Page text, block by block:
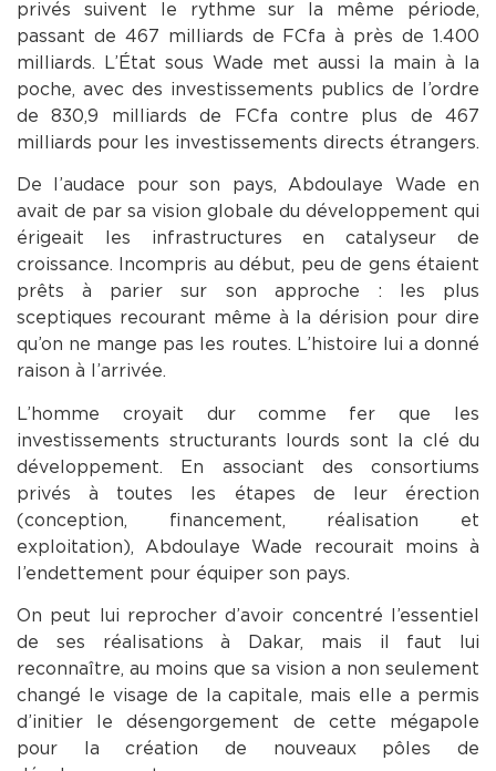
privés suivent le rythme sur la même période,
passant de 467 milliards de FCfa à près de 1.400
milliards. L’État sous Wade met aussi la main à la
poche, avec des investissements publics de l’ordre
de 830,9 milliards de FCfa contre plus de 467
milliards pour les investissements directs étrangers.
De l’audace pour son pays, Abdoulaye Wade en
avait de par sa vision globale du développement qui
érigeait les infrastructures en catalyseur de
croissance. Incompris au début, peu de gens étaient
prêts à parier sur son approche : les plus
sceptiques recourant même à la dérision pour dire
qu’on ne mange pas les routes. L’histoire lui a donné
raison à l’arrivée.
L’homme croyait dur comme fer que les
investissements structurants lourds sont la clé du
développement. En associant des consortiums
privés à toutes les étapes de leur érection
(conception, financement, réalisation et
exploitation), Abdoulaye Wade recourait moins à
l’endettement pour équiper son pays.
On peut lui reprocher d’avoir concentré l’essentiel
de ses réalisations à Dakar, mais il faut lui
reconnaître, au moins que sa vision a non seulement
changé le visage de la capitale, mais elle a permis
d’initier le désengorgement de cette mégapole
pour la création de nouveaux pôles de